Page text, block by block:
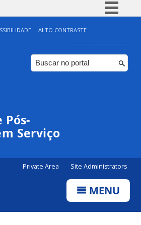
Simplifique!
Comunica BR
Participe
ALTO CONTRASTE
Pós-
Serviço
Private Area Site Administrators
MENU